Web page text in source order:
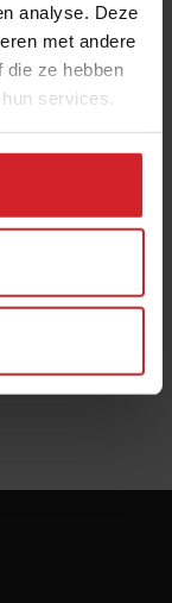
analyse. Deze
met andere
die ze hebben
services.
to receive the